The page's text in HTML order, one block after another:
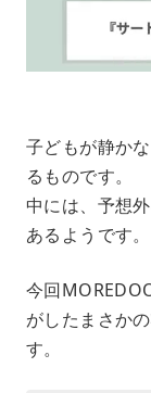
子どもが静か
るものです。
中には、予想
あるようです。
今回
がしたまさか
す。